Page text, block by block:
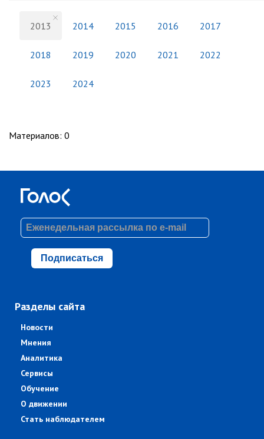
2013 2014 2015 2016 2017
2018 2019 2020 2021 2022
2023 2024
Материалов: 0
Подписаться
Разделы сайта
Новости
Мнения
Аналитика
Сервисы
Обучение
О движении
Стать наблюдателем